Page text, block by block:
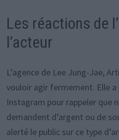
Les réactions de
l’acteur
L’agence de Lee Jung-Jae,
vouloir agir fermement. Elle a
Instagram pour rappeler que
demandent d’argent ou de
alerté le public sur ce type